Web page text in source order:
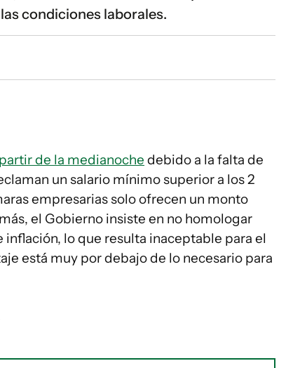
condiciones laborales.
de la medianoche debido a la falta de
un salario mínimo superior a los 2
empresarias solo ofrecen un monto
el Gobierno insiste en no homologar
inflación, lo que resulta inaceptable para el
está muy por debajo de lo necesario para